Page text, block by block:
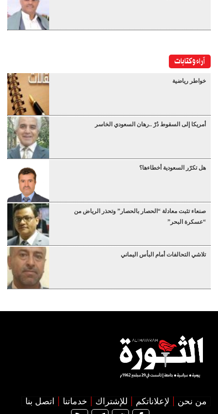
آراء وكتابات
خواطر رياضية
أمريكا إلى السقوط دُرْ ..رهان السعودي الخاسر
هل تكرّر السعودية أخطاءها؟
صنعاء تثبت معادلة “الحصار بالحصار” وتحذر الرياض من
“عسكرة البحر”
تلاشي التحالفات أمام البأس اليماني
من نحن لإعلاناتكم للإشتراك خدماتنا اتصل بنا